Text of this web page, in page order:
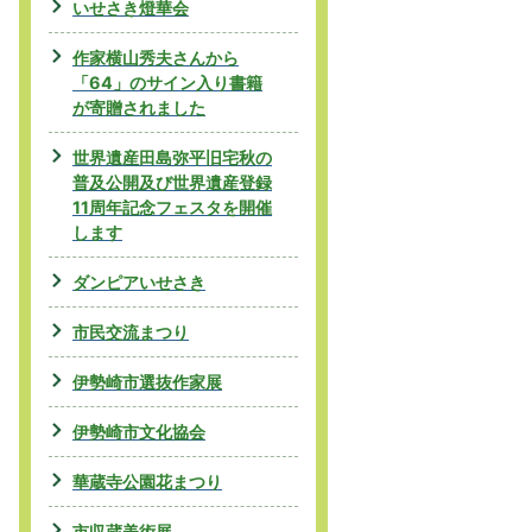
いせさき燈華会
作家横山秀夫さんから
「64」のサイン入り書籍
が寄贈されました
世界遺産田島弥平旧宅秋の
普及公開及び世界遺産登録
11周年記念フェスタを開催
します
ダンピアいせさき
市民交流まつり
伊勢崎市選抜作家展
伊勢崎市文化協会
華蔵寺公園花まつり